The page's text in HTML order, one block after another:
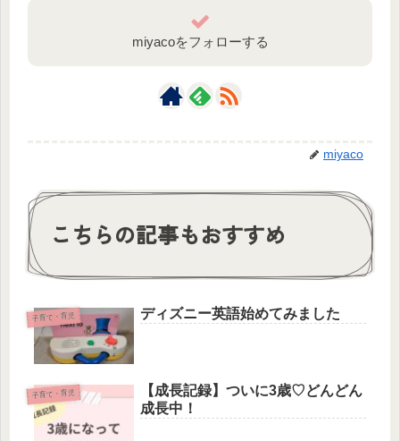
miyacoをフォローする
miyaco
こちらの記事もおすすめ
子育て・育児 ディズニー英語始めてみました
子育て・育児
【成長記録】ついに3歳♡どんどん
成長中！